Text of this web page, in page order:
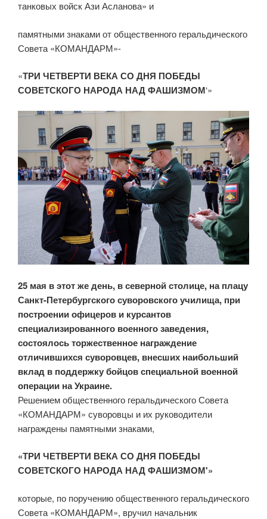
танковых войск Ази Асланова» и
памятными знаками от общественного геральдического
Совета «КОМАНДАРМ»-
«ТРИ ЧЕТВЕРТИ ВЕКА СО ДНЯ ПОБЕДЫ
СОВЕТСКОГО НАРОДА НАД ФАШИЗМОМ‘»
25 мая в этот же день, в северной столице, на плацу
Санкт-Петербургского суворовского училища, при
построении офицеров и курсантов
специализированного военного заведения,
состоялось торжественное награждение
отличившихся суворовцев, внесших наибольший
вклад в поддержку бойцов специальной военной
операции на Украине.
Решением общественного геральдического Совета
«КОМАНДАРМ» суворовцы и их руководители
награждены памятными знаками,
«ТРИ ЧЕТВЕРТИ ВЕКА СО ДНЯ ПОБЕДЫ
СОВЕТСКОГО НАРОДА НАД ФАШИЗМОМ'»
которые, по поручению общественного геральдического
Совета «КОМАНДАРМ», вручил начальник